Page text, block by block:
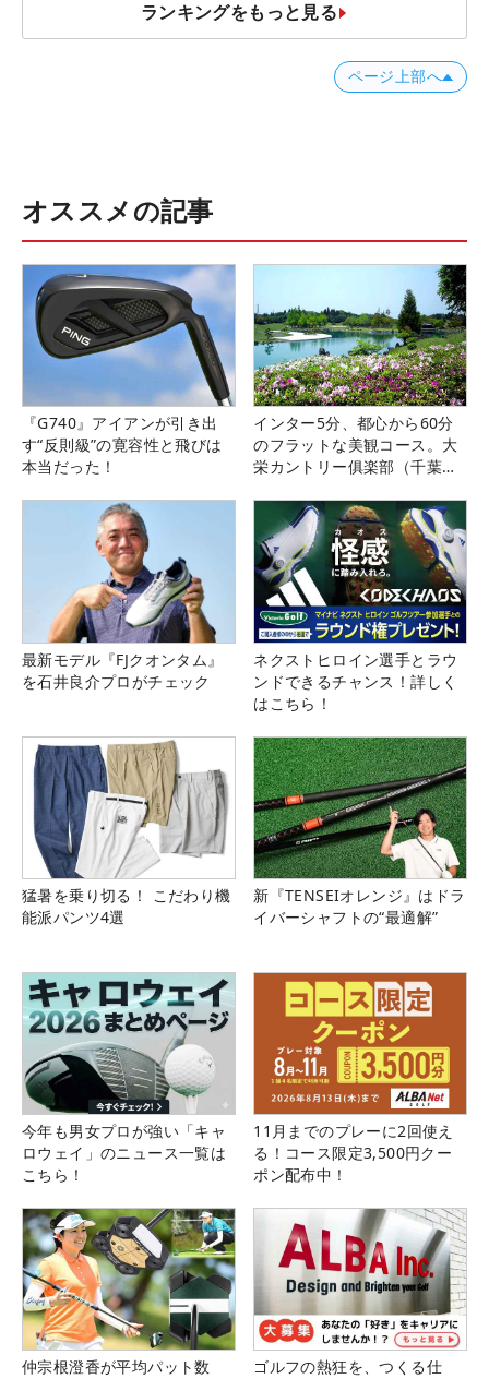
ランキングをもっと見る
ページ上部へ
オススメの記事
『G740』アイアンが引き出
す“反則級”の寛容性と飛びは
本当だった！
インター5分、都心から60分
のフラットな美観コース。大
栄カントリー俱楽部（千葉
最新モデル『FJクオンタム』
を石井良介プロがチェック
ネクストヒロイン選手とラウ
ンドできるチャンス！詳しく
はこちら！
猛暑を乗り切る！ こだわり機
能派パンツ4選
新『TENSEIオレンジ』はドラ
イバーシャフトの“最適解”
今年も男女プロが強い「キャ
ロウェイ」のニュース一覧は
こちら！
11月までのプレーに2回使え
る！コース限定3,500円クー
ポン配布中！
仲宗根澄香が平均パット数
ゴルフの熱狂を、つくる仕